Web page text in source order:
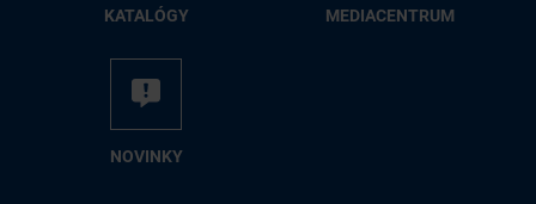
KA­TA­LÓ­GY ME­DIA­CEN­TRUM
NO­VIN­KY